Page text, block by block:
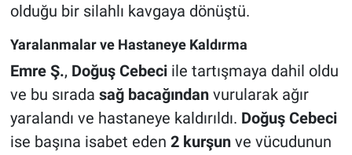
olduğu bir silahlı kavgaya dönüştü.
Yaralanmalar ve Hastaneye Kaldırma
Emre Ş., Doğuş Cebeciile tartışmaya dahil oldu
ve bu sırada sağ bacağındanvurularak ağır
yaralandı ve hastaneye kaldırıldı. Doğuş Cebeci
ise başına isabet eden 2 kurşunve vücudunun